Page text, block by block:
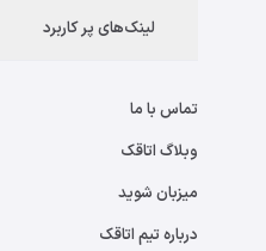
لینک‌های پر کاربرد
تماس با ما
وبلاگ اتاقک
میزبان شوید
درباره تیم اتاقک